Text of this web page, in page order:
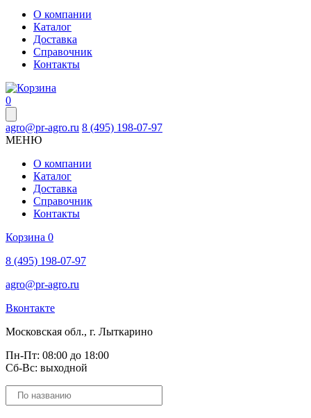
О компании
Каталог
Доставка
Справочник
Контакты
0
agro@pr-agro.ru 8 (495) 198-07-97
МЕНЮ
О компании
Каталог
Доставка
Справочник
Контакты
Корзина 0
8 (495) 198-07-97
agro@pr-agro.ru
Вконтакте
Московская обл., г. Лыткарино
Пн-Пт: 08:00 до 18:00
Сб-Вс: выходной
Поиск
товаров